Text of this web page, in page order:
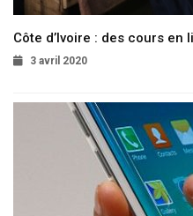
Côte d’Ivoire : des cours
3 avril 2020